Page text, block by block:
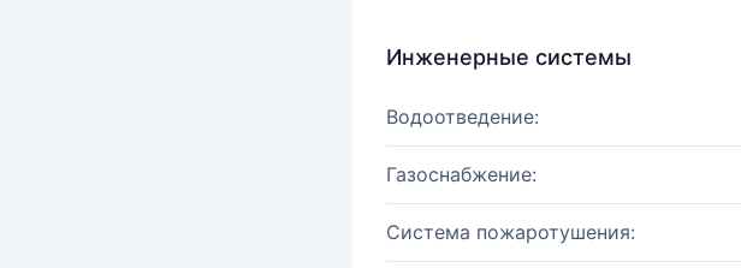
Инженерные системы
Водоотведение:
Газоснабжение:
Система пожаротушения: